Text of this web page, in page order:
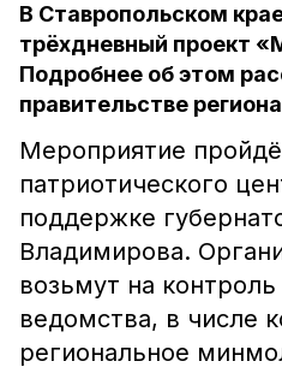
В Ставропольском
трёхдневный проект
Подробнее об этом
правительстве
Мероприятие
патриотического
поддержке
Владимирова.
возьмут на
ведомства, в числе
региональное